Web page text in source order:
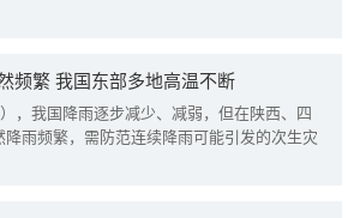
频繁 我国东部多地高温不断
，我国降雨逐步减少、减弱，但在陕西、四
雨频繁，需防范连续降雨可能引发的次生灾